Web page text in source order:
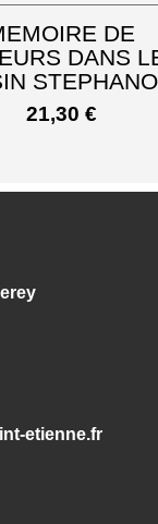
DE
DANS
21,30 €
etienne.fr